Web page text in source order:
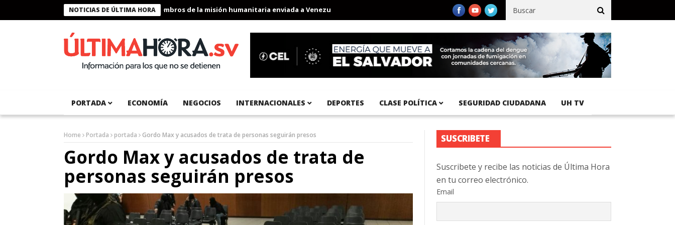
NOTICIAS DE ÚLTIMA HORA
Presidente Bukele condecora a miembros de la misión humanitaria enviada a Venezuela Aeropuerto Internacional del Pacífico registra 92 % de avance en obras de terracería
PORTADA ECONOMÍA NEGOCIOS INTERNACIONALES DEPORTES CLASE POLÍTICA SEGURIDAD CIUDADANA UH TV
Home Portada portada Gordo Max y acusados de trata de personas seguirán presos
Gordo Max y acusados de trata de
personas seguirán presos
SUSCRIBETE
Suscribete y recibe las noticias de Última Hora
en tu correo electrónico.
Email